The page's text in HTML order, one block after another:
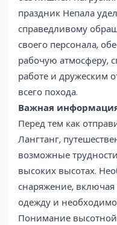
праздник Непала
справедливому
своего персонала,
рабочую атмосферу,
работе и дружеским
всего похода.
Важная
Перед тем как
Лангтанг,
возможные
высоких высотах.
снаряжение,
одежду и
Понимание